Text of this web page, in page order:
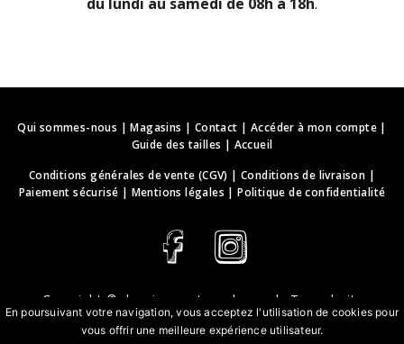
Qui sommes-nous |Magasins | Contact | Accéder à mon compte|
Guide des tailles | Accueil
Conditions générales de vente (CGV) |Conditions de livraison |
Paiement sécurisé | Mentions légales |Politique de confidentialité
Copyright © deguisements-cadeaux.ch
. Tous droits
réservés.
En poursuivant votre navigation, vous acceptez l'utilisation de cookies pour
vous offrir une meilleure expérience utilisateur.